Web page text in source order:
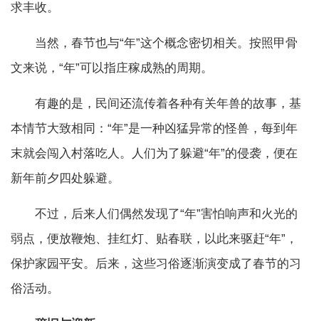
求丰收。
当然，春节也与“年”这个概念密切相关。按照甲骨
文来说，“年”可以指庄稼成熟的周期。
有趣的是，民间还流传着各种有关年兽的故事，基
本情节大致相同：“年”是一种凶猛异常的怪兽，每到年
末就会闯入村落吃人。人们为了躲避“年”的侵袭，便在
新年前夕四处躲避。
不过，后来人们偶然发现了“年”害怕响声和火光的
弱点，便放鞭炮、挂红灯、贴春联，以此来驱赶“年”，
保护家园平安。后来，这些习俗逐渐演变成了春节的习
俗活动。